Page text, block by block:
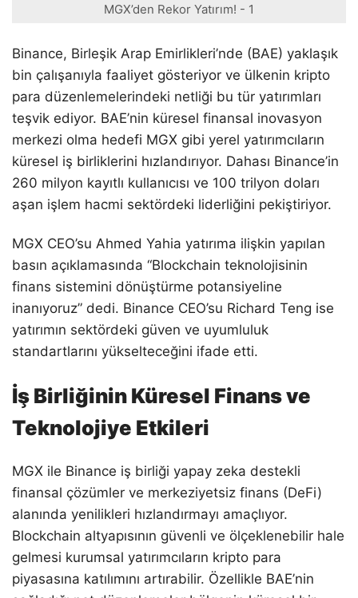
MGX’den Rekor Yatırım! - 1
Binance, Birleşik Arap Emirlikleri’nde (BAE) yaklaşık
bin çalışanıyla faaliyet gösteriyor ve ülkenin kripto
para düzenlemelerindeki netliği bu tür yatırımları
teşvik ediyor. BAE’nin küresel finansal inovasyon
merkezi olma hedefi MGX gibi yerel yatırımcıların
küresel iş birliklerini hızlandırıyor. Dahası Binance’in
260 milyon kayıtlı kullanıcısı ve 100 trilyon doları
aşan işlem hacmi sektördeki liderliğini pekiştiriyor.
MGX CEO’su Ahmed Yahia yatırıma ilişkin yapılan
basın açıklamasında “Blockchain teknolojisinin
finans sistemini dönüştürme potansiyeline
inanıyoruz” dedi. Binance CEO’su Richard Teng ise
yatırımın sektördeki güven ve uyumluluk
standartlarını yükselteceğini ifade etti.
İş Birliğinin Küresel Finans ve
Teknolojiye Etkileri
MGX ile Binance iş birliği yapay zeka destekli
finansal çözümler ve merkeziyetsiz finans (DeFi)
alanında yenilikleri hızlandırmayı amaçlıyor.
Blockchain altyapısının güvenli ve ölçeklenebilir hale
gelmesi kurumsal yatırımcıların kripto para
piyasasına katılımını artırabilir. Özellikle BAE’nin